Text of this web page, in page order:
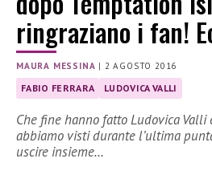
ringraziano i fan!
MAURA MESSINA | 2 AGOSTO 2016
FABIO FERRARA LUDOVICA VALLI
Che fine hanno fatto Ludovica Valli
abbiamo visti durante l’ultima
uscire insieme…